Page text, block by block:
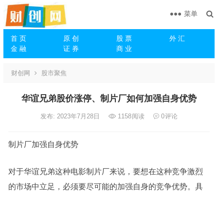
首 页 原 创 股 票
外 汇
金 融
证 券 商 业
菜单
财创网 股市聚焦
华谊兄弟股价涨停、制片厂如何加强自身优势
发布: 2023年7月28日 1158阅读 0评论
制片厂加强自身优势
对于华谊兄弟这种电影制片厂来说，要想在这种竞争激烈
的市场中立足，必须要尽可能的加强自身的竞争优势。具